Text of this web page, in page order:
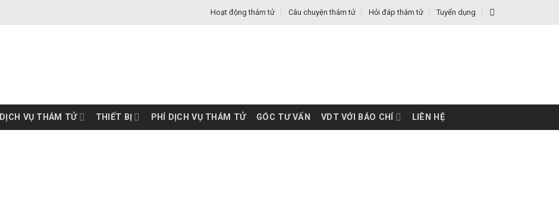
Hoạt động thám tử Câu chuyện thám tử Hỏi đáp thám tử Tuyển dụng
DỊCH VỤ THÁM TỬ THIẾT BỊ PHÍ DỊCH VỤ THÁM TỬ GÓC TƯ VẤN VDT VỚI BÁO CHÍ LIÊN HỆ